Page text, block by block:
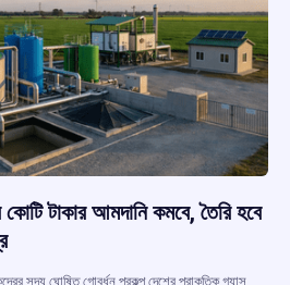
টাকার আমদানি কমবে, তৈরি হবে
সদ্য ঘোষিত গোবর্ধন প্রকল্প দেশের প্রাকৃতিক গ্যাস